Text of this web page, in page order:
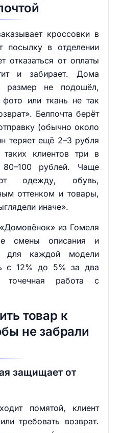
кроссовки в
посылку в отделении
отказаться от оплаты
и забирает. Дома
размер не подошёл,
фото или ткань не так
Белпочта берёт
(обычно около
теряет ещё 2–3 рубля
клиентов три в
рублей. Чаще
одежду, обувь,
оттенком и товары,
иначе».
из Гомеля
смены описания и
для каждой модели
с 12% до 5% за два
точечная работа с
товар к
не забрали
защищает от
помятой, клиент
требовать возврат.